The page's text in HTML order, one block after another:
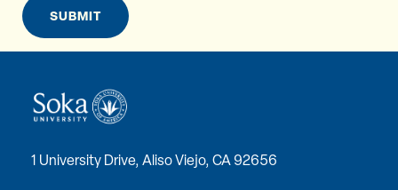
SUBMIT
1 University Drive, Aliso Viejo, CA 92656